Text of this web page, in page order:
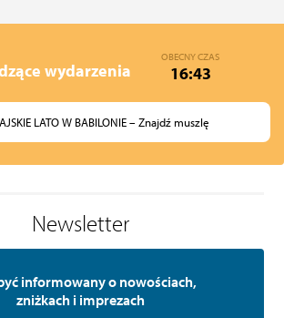
wydarzenia
OBECNY CZAS
16:43
LATO W BABILONIE – Znajdź muszlę
Newsletter
informowany o nowościach,
zniżkach i imprezach